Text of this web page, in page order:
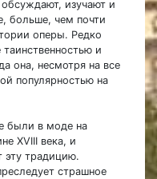
изучают и
больше, чем почти
оперы. Редко
и
она, несмотря на все
популярностью на
были в моде на
XVIII века, и
эту традицию.
страшное